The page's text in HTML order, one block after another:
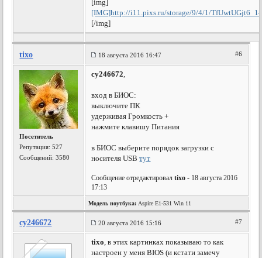
[img]
[IMG]http://i11.pixs.ru/storage/9/4/1/
[/img]
tixo 18 августа 2016 16:47 #6
Посетитель
Репутация:527
Сообщений: 3580
cy246672,
вход в БИОС:
выключите ПК
удерживая Громкость +
нажмите клавишу Питания
в БИОС выберите порядок загрузки с
носителя USBтут
Сообщение отредактировалtixo - 18 августа 2016
17:13
Модель ноутбука: Aspire E1-531 Win 11
cy246672 20 августа 2016 15:16 #7
tixo, в этих картинках показываю то как
настроен у меня BIOS (и кстати замечу